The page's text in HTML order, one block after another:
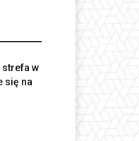
w
się na